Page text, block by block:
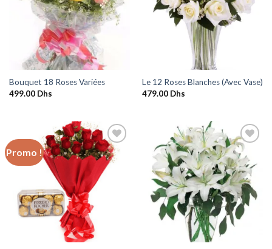
à la
wishlist
Bouquet 18 Roses Variées
499.00 Dhs
à la
wishlist
Le 12 Roses Blanches (Avec Vase)
479.00 Dhs
Promo !
Ajouter
Ajouter
à la
wishlist